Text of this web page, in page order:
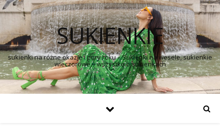
SUKIENKIE
sukienki na różne okazje i pory roku – Sukienki na wesele, sukienkie
wieczorowe – wszystko o sukienkach